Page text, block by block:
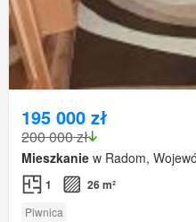
195 000 zł
200 000 zł
Mieszkanie w Radom,
1 26 m²
Piwnica